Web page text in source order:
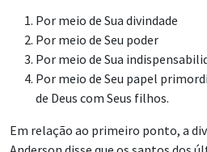
Por meio de Sua divindade
Por meio de Seu poder
Por meio de Sua
Por meio de Seu papel
de Deus com Seus filhos.
Em relação ao primeiro ponto, a